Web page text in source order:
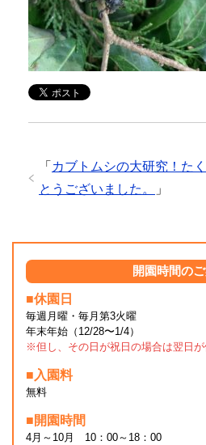
「 カブトムシの大研究！た
とうございました。
」
開園時間の
■休園日
毎週月曜・毎月第3火曜
年末年始（12/28〜1/4）
※但し、その日が祝日の場合は翌日
■入園料
無料
■開園時間
4月～10月 10：00～18：00